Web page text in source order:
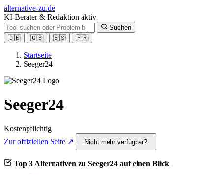
alternative-zu.de
KI-Berater & Redaktion aktiv
Suchen
🇩🇪
🇬🇧 🇪🇸 🇫🇷
Startseite
Seeger24
Seeger24
Kostenpflichtig
Zur offiziellen Seite ↗
Nicht mehr verfügbar?
Top 3 Alternativen zu Seeger24 auf einen Blick